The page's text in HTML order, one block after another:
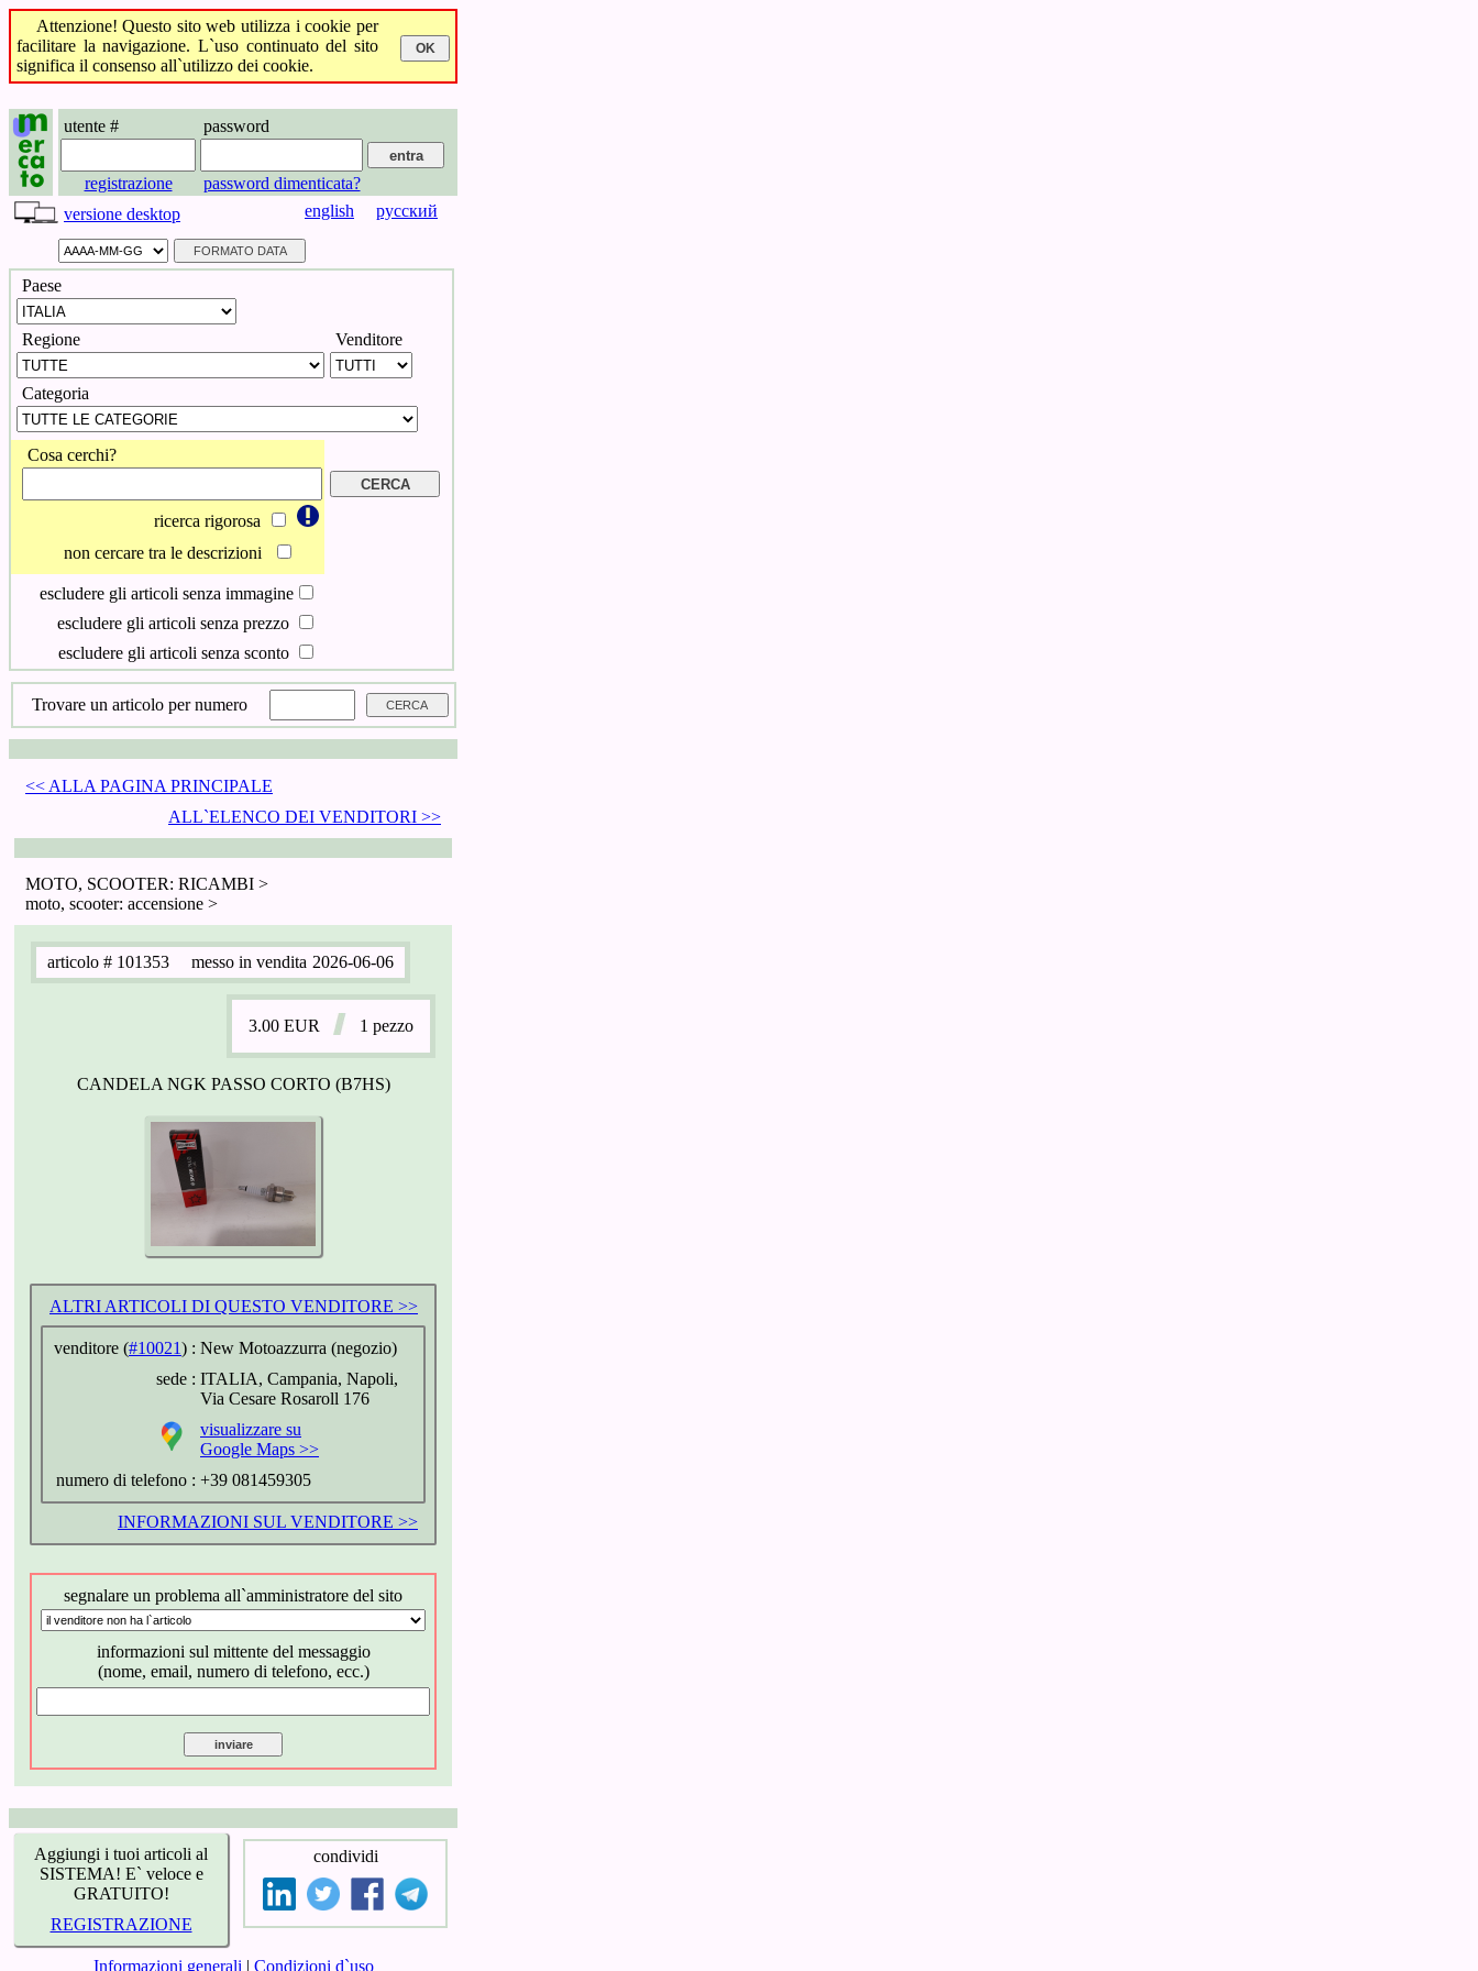
Attenzione! Questo sito web utilizza i cookie per
facilitare la navigazione. L`uso continuato del sito
significa il consenso all`utilizzo dei cookie.
utente # password
registrazione
password dimenticata?
versione desktop
english русский
Paese
Regione Venditore
Categoria
Cosa cerchi?
ricerca rigorosa
non cercare tra le descrizioni
escludere gli articoli senza immagine
escludere gli articoli senza prezzo
escludere gli articoli senza sconto
Trovare un articolo per numero
<< ALLA PAGINA PRINCIPALE
ALL`ELENCO DEI VENDITORI >>
MOTO, SCOOTER: RICAMBI >
moto, scooter: accensione >
articolo # 101353 messo in vendita 2026-06-06
3.00 EUR 1 pezzo
CANDELA NGK PASSO CORTO (B7HS)
ALTRI ARTICOLI DI QUESTO VENDITORE >>
venditore (#10021) : New Motoazzurra (negozio)
sede : ITALIA, Campania, Napoli,
Via Cesare Rosaroll 176
visualizzare su
Google Maps >>
numero di telefono : +39 081459305
INFORMAZIONI SUL VENDITORE >>
segnalare un problema all`amministratore del sito
informazioni sul mittente del messaggio
(nome, email, numero di telefono, ecc.)
Aggiungi i tuoi articoli al
SISTEMA! E` veloce e
GRATUITO!
REGISTRAZIONE
condividi
Informazioni generali | Condizioni d`uso